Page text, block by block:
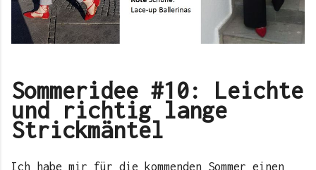
Sommeridee #10: Leichte
und richtig lange
Strickmäntel
Ich habe mir für die kommenden Sommer einen